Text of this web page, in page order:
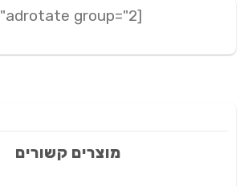
מוצרים קשורים